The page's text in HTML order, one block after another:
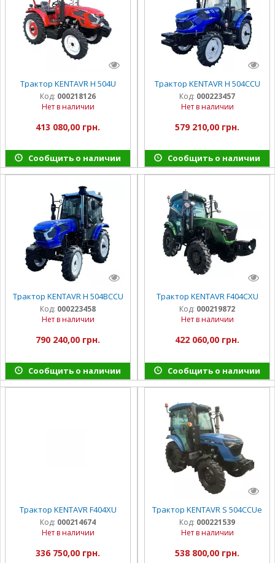
Трактор KENTAVR H 504U
Код: 000218126
Нет в наличии
413 080,00 грн.
Сообщить о наличии
Трактор KENTAVR H 504ССU
Код: 000223457
Нет в наличии
579 210,00 грн.
Сообщить о наличии
Трактор KENTAVR H 504BCCU
Код: 000223458
Нет в наличии
790 240,00 грн.
Сообщить о наличии
Трактор KENTAVR F404CXU
Код: 000219872
Нет в наличии
422 060,00 грн.
Сообщить о наличии
Трактор KENTAVR F404XU
Код: 000214674
Нет в наличии
336 750,00 грн.
Трактор KENTAVR S 504CСUе
Код: 000221539
Нет в наличии
538 800,00 грн.